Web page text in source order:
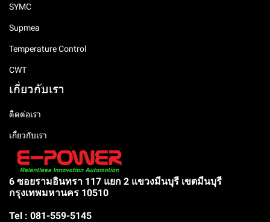
SYMC
Supmea
Temperature Control
CWT
เกี่ยวกับเรา
ติดต่อเรา
เกี่ยวกับเรา
6 ซอยรามอินทรา 117 แยก 2 แขวงมีนบุรี เขตมีนบุรี
กรุงเทพมหานคร 10510
Tel : 081-559-5145